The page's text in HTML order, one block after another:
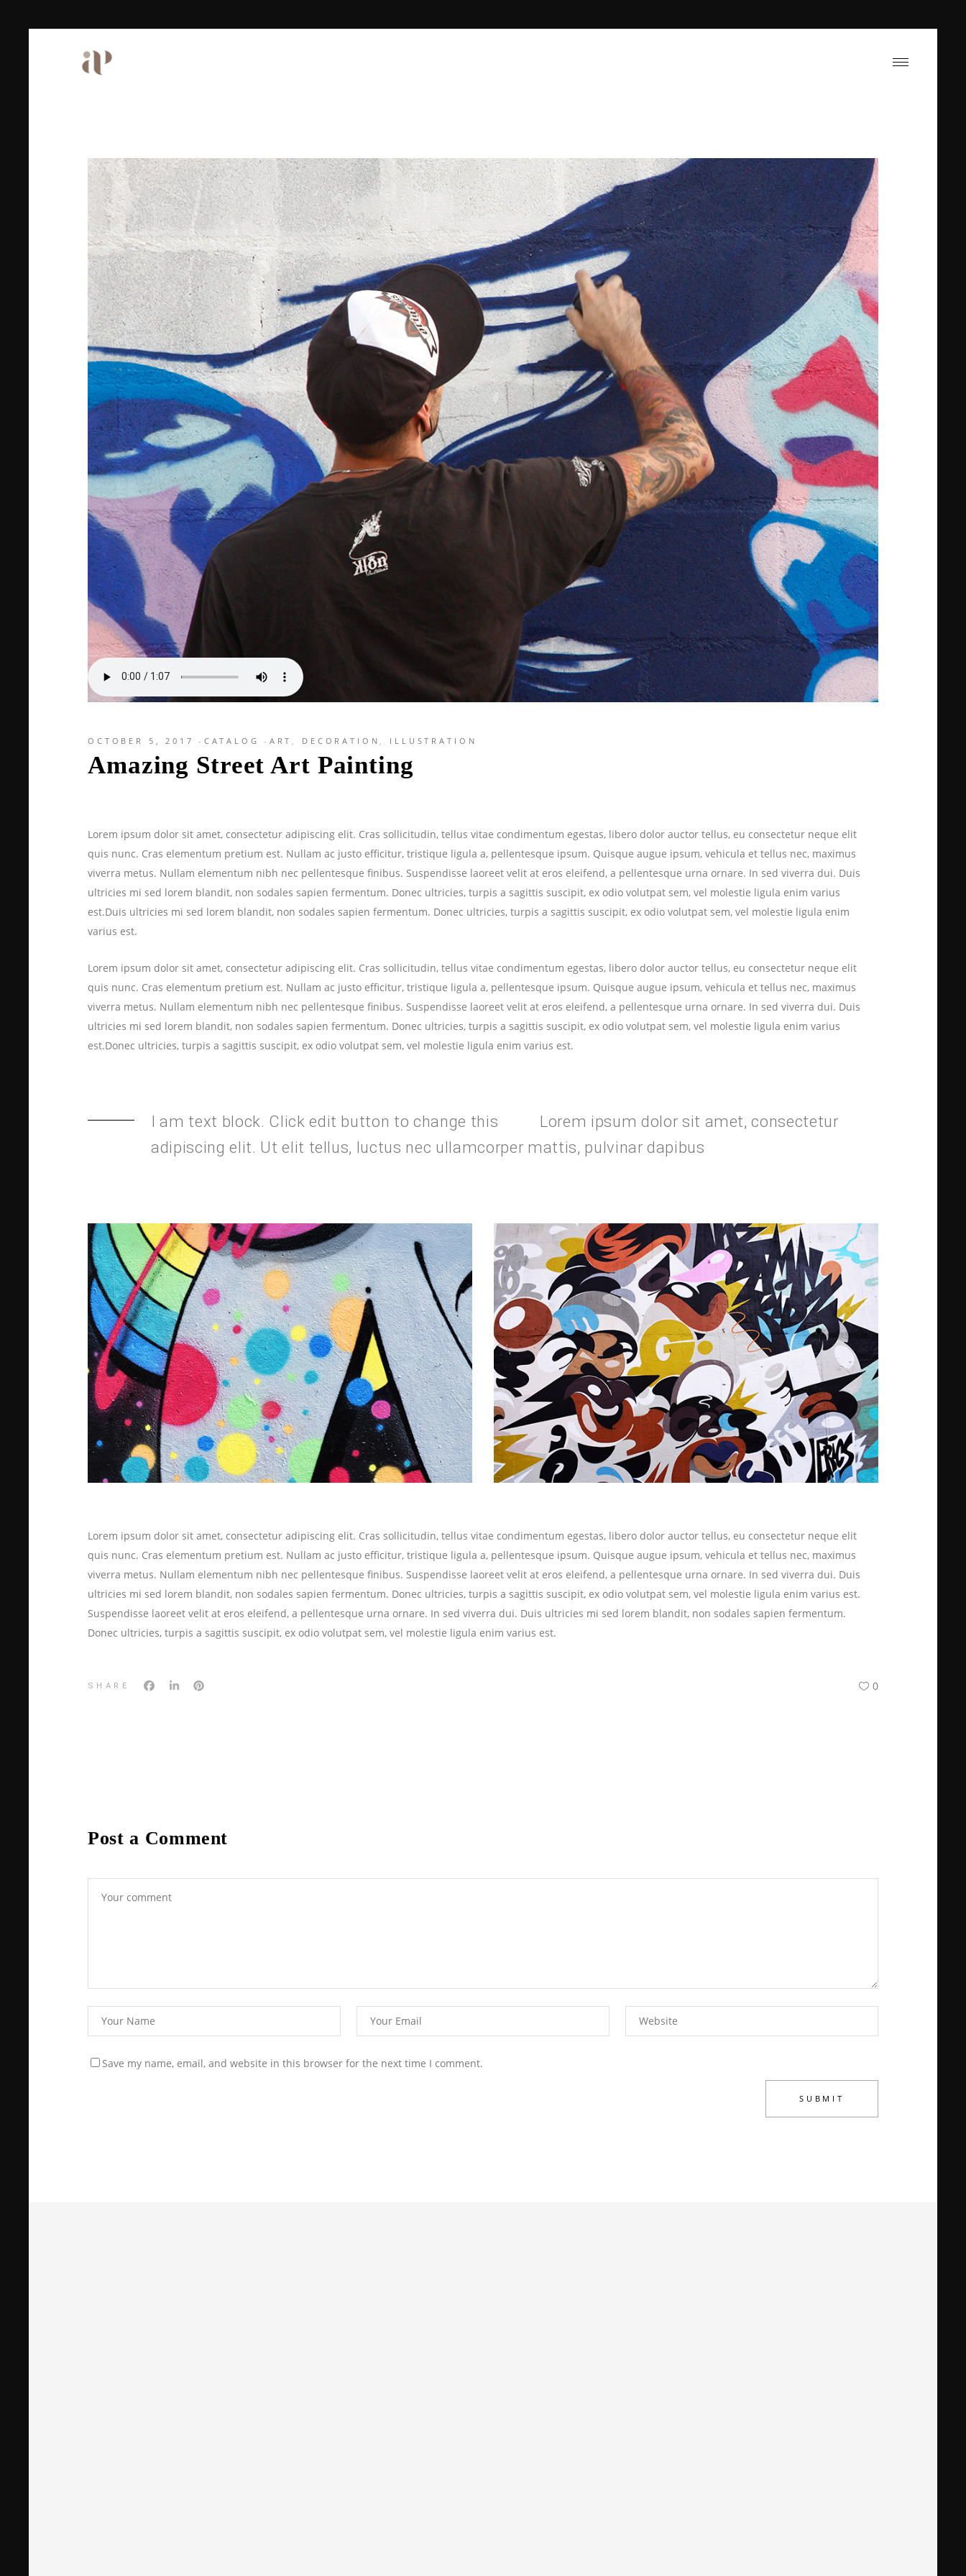
OCTOBER 5, 2017 CATALOG ART DECORATION ILLUSTRATION
Amazing Street Art Painting
Lorem ipsum dolor sit amet, consectetur adipiscing elit. Cras sollicitudin, tellus vitae condimentum egestas, libero dolor auctor tellus, eu consectetur neque elit
quis nunc. Cras elementum pretium est. Nullam ac justo efficitur, tristique ligula a, pellentesque ipsum. Quisque augue ipsum, vehicula et tellus nec, maximus
viverra metus. Nullam elementum nibh nec pellentesque finibus. Suspendisse laoreet velit at eros eleifend, a pellentesque urna ornare. In sed viverra dui. Duis
ultricies mi sed lorem blandit, non sodales sapien fermentum. Donec ultricies, turpis a sagittis suscipit, ex odio volutpat sem, vel molestie ligula enim varius
est.Duis ultricies mi sed lorem blandit, non sodales sapien fermentum. Donec ultricies, turpis a sagittis suscipit, ex odio volutpat sem, vel molestie ligula enim
varius est.
Lorem ipsum dolor sit amet, consectetur adipiscing elit. Cras sollicitudin, tellus vitae condimentum egestas, libero dolor auctor tellus, eu consectetur neque elit
quis nunc. Cras elementum pretium est. Nullam ac justo efficitur, tristique ligula a, pellentesque ipsum. Quisque augue ipsum, vehicula et tellus nec, maximus
viverra metus. Nullam elementum nibh nec pellentesque finibus. Suspendisse laoreet velit at eros eleifend, a pellentesque urna ornare. In sed viverra dui. Duis
ultricies mi sed lorem blandit, non sodales sapien fermentum. Donec ultricies, turpis a sagittis suscipit, ex odio volutpat sem, vel molestie ligula enim varius
est.Donec ultricies, turpis a sagittis suscipit, ex odio volutpat sem, vel molestie ligula enim varius est.
I am text block. Click edit button to change this
Lorem ipsum dolor sit amet, consectetur
adipiscing elit. Ut elit tellus, luctus nec ullamcorper mattis, pulvinar dapibus
Lorem ipsum dolor sit amet, consectetur adipiscing elit. Cras sollicitudin, tellus vitae condimentum egestas, libero dolor auctor tellus, eu consectetur neque elit
quis nunc. Cras elementum pretium est. Nullam ac justo efficitur, tristique ligula a, pellentesque ipsum. Quisque augue ipsum, vehicula et tellus nec, maximus
viverra metus. Nullam elementum nibh nec pellentesque finibus. Suspendisse laoreet velit at eros eleifend, a pellentesque urna ornare. In sed viverra dui. Duis
ultricies mi sed lorem blandit, non sodales sapien fermentum. Donec ultricies, turpis a sagittis suscipit, ex odio volutpat sem, vel molestie ligula enim varius est.
Suspendisse laoreet velit at eros eleifend, a pellentesque urna ornare. In sed viverra dui. Duis ultricies mi sed lorem blandit, non sodales sapien fermentum.
Donec ultricies, turpis a sagittis suscipit, ex odio volutpat sem, vel molestie ligula enim varius est.
SHARE 0
Post a Comment
Save my name, email, and website in this browser for the next time I comment.